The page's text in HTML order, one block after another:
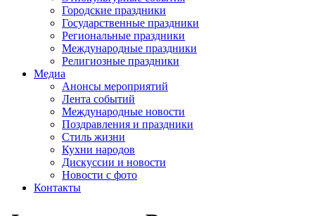
Городские праздники
Государственные праздники
Региональные праздники
Международные праздники
Религиозные праздники
Медиа
Анонсы мероприятий
Лента событий
Международные новости
Поздравления и праздники
Cтиль жизни
Кухни народов
Дискуссии и новости
Новости с фото
Контакты